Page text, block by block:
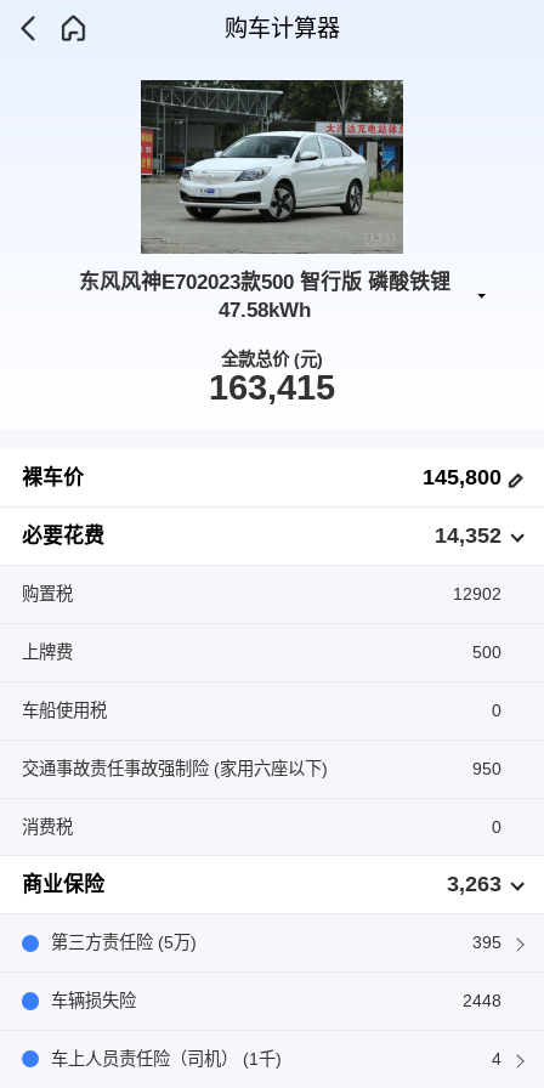
购车计算器
东风风神E702023款500 智行版 磷酸铁锂
47.58kWh
全款总价 (元)
163,415
裸车价 145,800
必要花费 14,352
购置税 12902
上牌费 500
车船使用税 0
交通事故责任事故强制险 (家用六座以下) 950
消费税 0
商业保险 3,263
第三方责任险 (5万) 395
车辆损失险 2448
车上人员责任险（司机） (1千) 4